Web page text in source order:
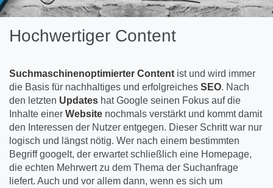
Hochwertiger Content
Suchmaschinenoptimierter Content ist und wird immer
die Basis für nachhaltiges und erfolgreiches SEO. Nach
den letzten Updates hat Google seinen Fokus auf die
Inhalte einer Website nochmals verstärkt und kommt damit
den Interessen der Nutzer entgegen. Dieser Schritt war nur
logisch und längst nötig. Wer nach einem bestimmten
Begriff googelt, der erwartet schließlich eine Homepage,
die echten Mehrwert zu dem Thema der Suchanfrage
liefert. Auch und vor allem dann, wenn es sich um